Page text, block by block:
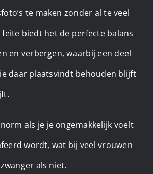
te maken zonder al te veel
biedt het de perfecte balans
en verbergen, waarbij een deel
daar plaatsvindt behouden blijft
als je je ongemakkelijk voelt
wordt, wat bij veel vrouwen
als niet.